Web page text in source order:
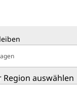
Region auswählen